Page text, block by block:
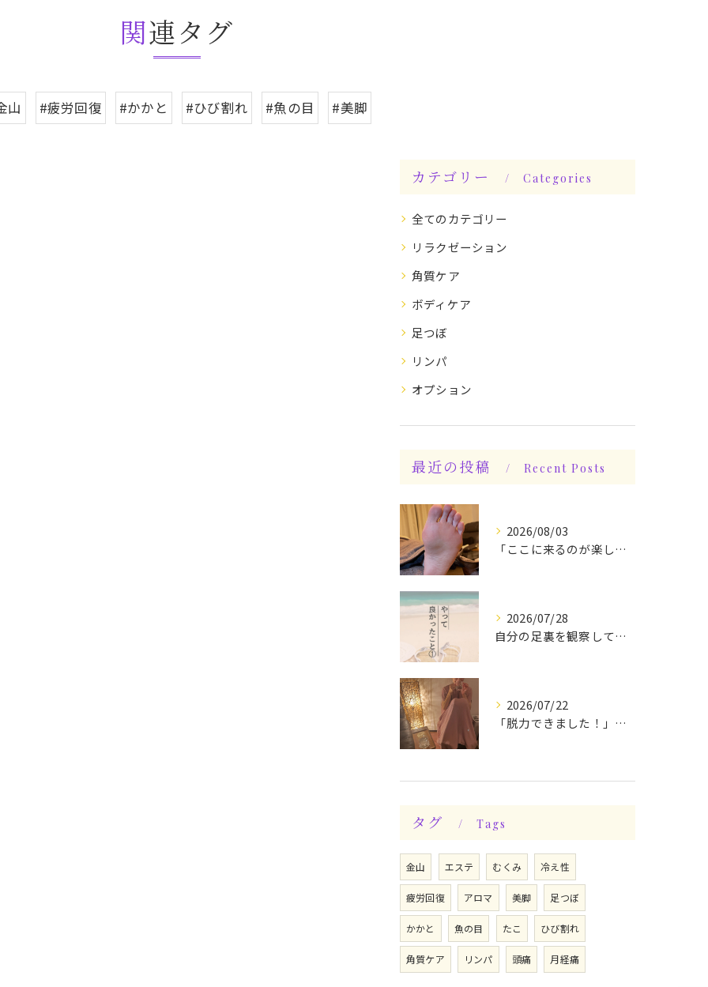
関連タグ
山 #疲労回復 #かかと #ひび割れ #魚の目 #美脚
カテゴリー Categories
全てのカテゴリー
リラクゼーション
角質ケア
ボディケア
足つぼ
リンパ
オプション
最近の投稿 Recent Posts
2026/08/03
「ここに来るのが楽しみです♪」と、言っていただけます◎
2026/07/28
自分の足裏を観察してみる！やって良かったぁ〜♪
2026/07/22
「脱力できました！」今日は私の時間♪全身メンテナンスデー☆
タグ Tags
金山 エステ むくみ 冷え性
疲労回復 アロマ 美脚 足つぼ
かかと 魚の目 たこ ひび割れ
角質ケア リンパ 頭痛 月経痛